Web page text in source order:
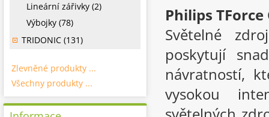
Philips TForce
Světelné
poskytují
návratností,
vysokou
Lineární zářivky (2)
Výbojky (78)
TRIDONIC (131)
Zlevněné produkty ...
Všechny produkty ...